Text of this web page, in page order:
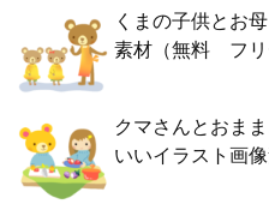
くまの子供とお
素材（無料 フリ
クマさんとおま
いいイラスト画